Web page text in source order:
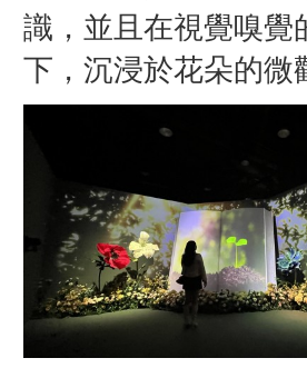
識，並且在視覺嗅覺
下，沉浸於花朵的微